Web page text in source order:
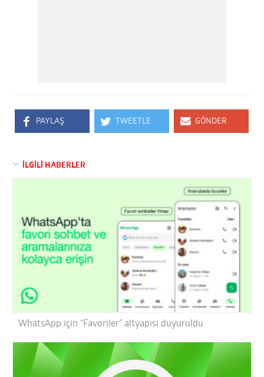
PAYLAŞ TWEETLE GÖNDER
İLGİLİ HABERLER
WhatsApp için “Favoriler” altyapısı duyuruldu